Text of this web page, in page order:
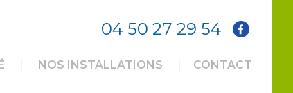
04 50 27 29 54
NOS INSTALLATIONS CONTACT